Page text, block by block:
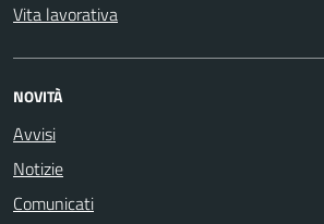
Vita lavorativa
NOVITÀ
Avvisi
Notizie
Comunicati